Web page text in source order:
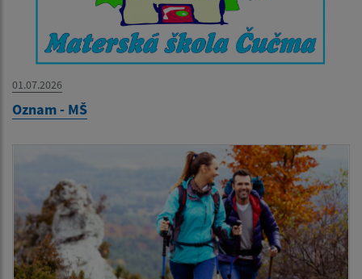
01.07.2026
Oznam - MŠ